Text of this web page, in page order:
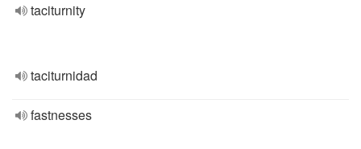
taciturnity
taciturnidad
fastnesses